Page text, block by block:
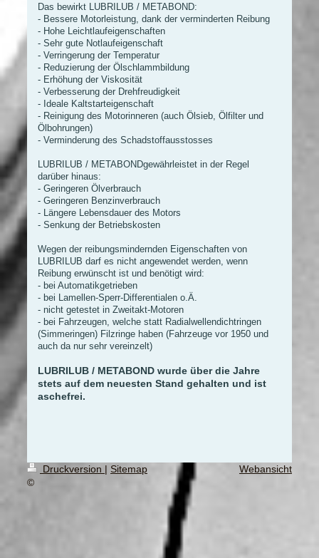
Das bewirkt LUBRILUB / METABOND:
- Bessere Motorleistung, dank der verminderten Reibung
- Hohe Leichtlaufeigenschaften
- Sehr gute Notlaufeigenschaft
- Verringerung der Temperatur
- Reduzierung der Ölschlammbildung
- Erhöhung der Viskosität
- Verbesserung der Drehfreudigkeit
- Ideale Kaltstarteigenschaft
- Reinigung des Motorinneren (auch Ölsieb, Ölfilter und
Ölbohrungen)
- Verminderung des Schadstoffausstosses
LUBRILUB / METABONDgewährleistet in der Regel
darüber hinaus:
- Geringeren Ölverbrauch
- Geringeren Benzinverbrauch
- Längere Lebensdauer des Motors
- Senkung der Betriebskosten
Wegen der reibungsmindernden Eigenschaften von
LUBRILUB darf es nicht angewendet werden, wenn
Reibung erwünscht ist und benötigt wird:
- bei Automatikgetrieben
- bei Lamellen-Sperr-Differentialen o.Ä.
- nicht getestet in Zweitakt-Motoren
- bei Fahrzeugen, welche statt Radialwellendichtringen
(Simmeringen) Filzringe haben (Fahrzeuge vor 1950 und
auch da nur sehr vereinzelt)
LUBRILUB / METABOND wurde über die Jahre
stets auf dem neuesten Stand gehalten und ist
aschefrei.
Druckversion | Sitemap
©
Webansicht